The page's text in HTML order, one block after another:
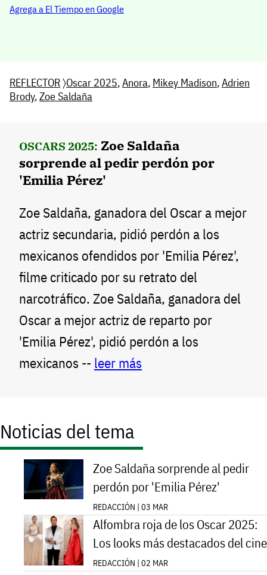
Agrega a El Tiempo en Google
REFLECTOR〉Oscar 2025,Anora, Mikey Madison,Adrien
Brody,Zoe Saldaña
OSCARS 2025: Zoe Saldaña
sorprende al pedir perdón por
'Emilia Pérez'
Zoe Saldaña, ganadora del Oscar a mejor
actriz secundaria, pidió perdón a los
mexicanos ofendidos por 'Emilia Pérez',
filme criticado por su retrato del
narcotráfico. Zoe Saldaña, ganadora del
Oscar a mejor actriz de reparto por
'Emilia Pérez', pidió perdón a los
mexicanos -- leer más
Noticias del tema
Zoe Saldaña sorprende al pedir
perdón por 'Emilia Pérez'
REDACCIÓN | 03 MAR
Alfombra roja de los Oscar 2025:
Los looks más destacados del cine
REDACCIÓN | 02 MAR